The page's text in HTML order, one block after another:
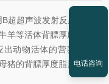
超超声波发射反射接受成
等活体背膘厚度，脂肪
出动物活体的营养是否均
母猪的背膘厚度脂肪厚度科
电话咨询